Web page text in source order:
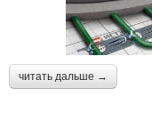
читать дальше →